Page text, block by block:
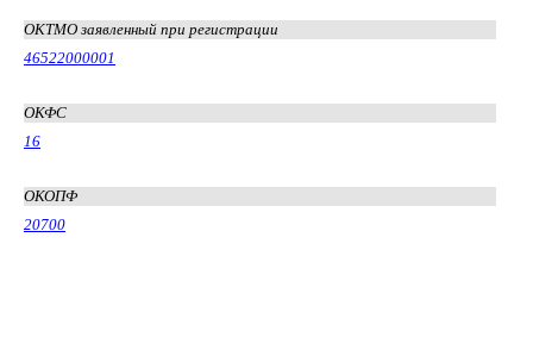
ОКТМО заявленный при регистрации
46522000001
ОКФС
16
ОКОПФ
20700